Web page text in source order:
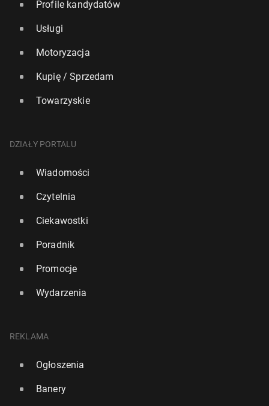
Profile kandydatów
Usługi
Motoryzacja
Kupię / Sprzedam
Towarzyskie
DZIAŁY PORTALU
Wiadomości
Czytelnia
Ciekawostki
Poradnik
Promocje
Wydarzenia
REKLAMA
Ogłoszenia
Banery